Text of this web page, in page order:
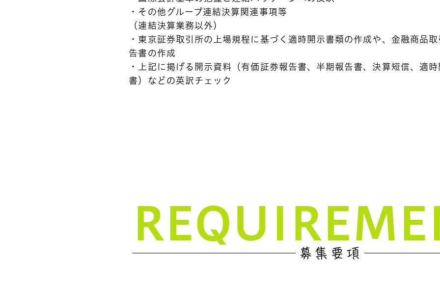
トップ
コンセプト
会社紹介
福利厚生
キャリア形成/研修
・その他グループ連結決算関連事項等
（連結決算業務以外）
・東京証券取引所の上場規程に基づく適時開示書類の作成や、金融商品
告書の作成
・上記に掲げる開示資料（有価証券報告書、半期報告書、決算短信、適
書）などの英訳チェック